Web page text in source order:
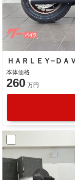
本体価格
260 万円